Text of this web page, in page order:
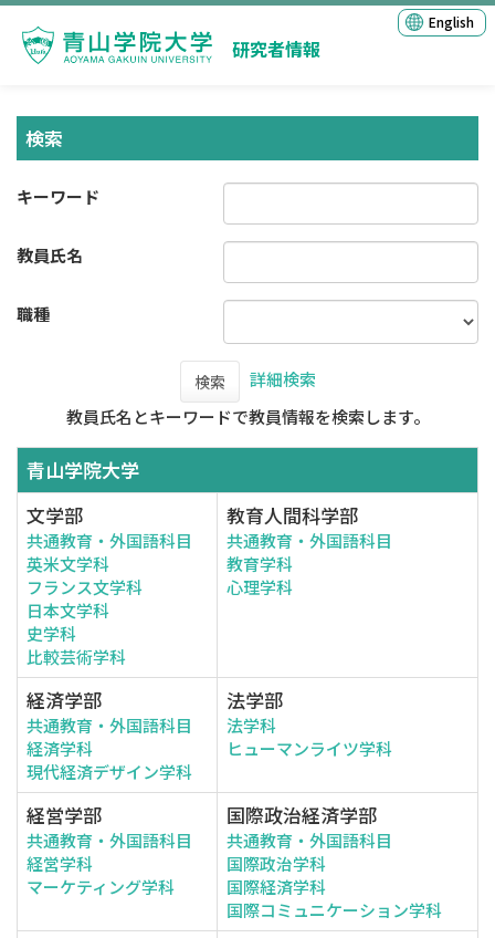
研究者情報
English
検索
キーワード
教員氏名
職種
検索
詳細検索
教員氏名とキーワードで教員情報を検索します。
青山学院大学
文学部
共通教育・外国語科目
英米文学科
フランス文学科
日本文学科
史学科
比較芸術学科
教育人間科学部
共通教育・外国語科目
教育学科
心理学科
経済学部
共通教育・外国語科目
経済学科
現代経済デザイン学科
法学部
法学科
ヒューマンライツ学科
経営学部
共通教育・外国語科目
経営学科
マーケティング学科
国際政治経済学部
共通教育・外国語科目
国際政治学科
国際経済学科
国際コミュニケーション学科